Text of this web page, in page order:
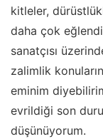
kitleler,
daha çok
sanatçısı
zalimlik
eminim
evrildiği son
düşünüyorum.